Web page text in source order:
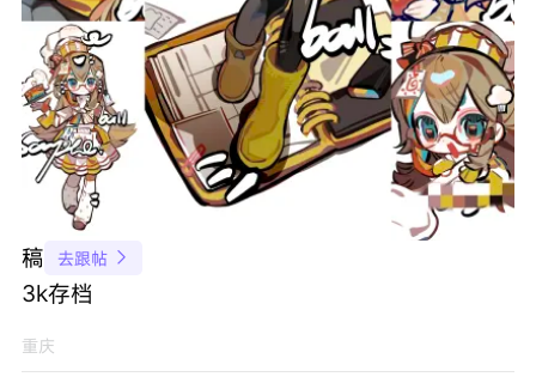
稿 去跟帖 
3k存档
重庆